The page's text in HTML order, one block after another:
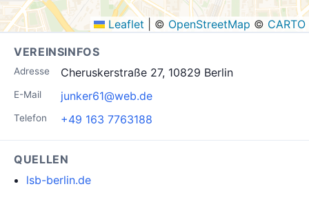
Leaflet © OpenStreetMap © CARTO
VEREINSINFOS
Adresse Cheruskerstraße 27, 10829 Berlin
E-Mail junker61@web.de
Telefon +49 163 7763188
QUELLEN
lsb-berlin.de